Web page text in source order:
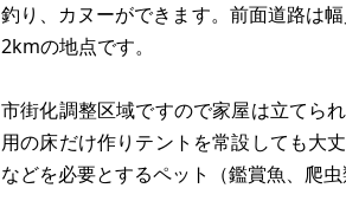
釣り、カヌーができます。前面道路は
2kmの地点です。
市街化調整区域ですので家屋は立てら
用の床だけ作りテントを常設しても大
などを必要とするペット（鑑賞魚、爬